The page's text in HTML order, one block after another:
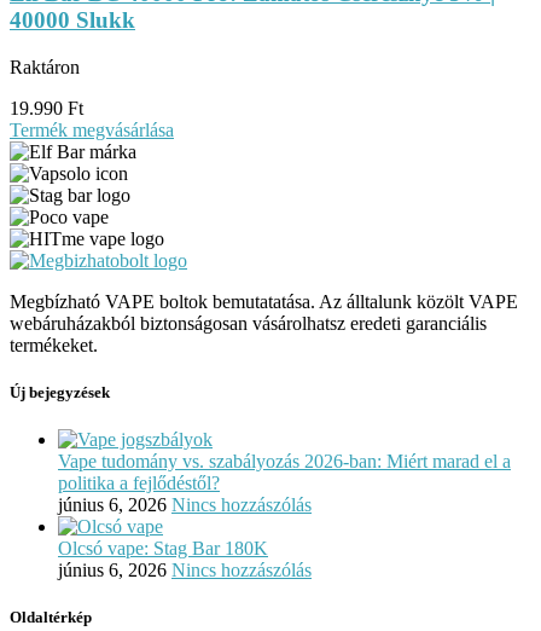
40000 Slukk
Raktáron
19.990 Ft
Termék megvásárlása
Megbízható VAPE boltok bemutatatása. Az álltalunk közölt VAPE
webáruházakból biztonságosan vásárolhatsz eredeti garanciális
termékeket.
Új bejegyzések
Vape tudomány vs. szabályozás 2026-ban: Miért marad el a
politika a fejlődéstől?
június 6, 2026 Nincs hozzászólás
Olcsó vape: Stag Bar 180K
június 6, 2026 Nincs hozzászólás
Oldaltérkép